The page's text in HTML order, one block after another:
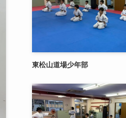
東松山道場少年部